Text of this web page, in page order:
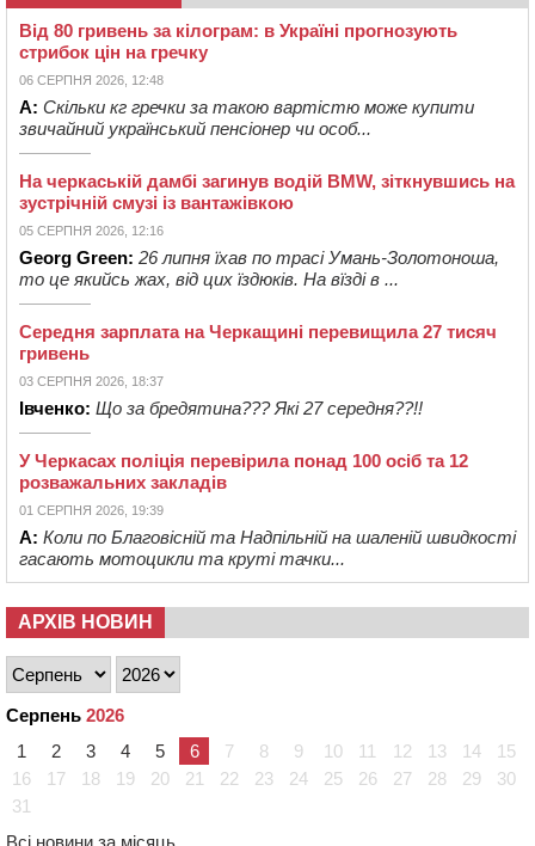
Від 80 гривень за кілограм: в Україні прогнозують
стрибок цін на гречку
06 СЕРПНЯ 2026, 12:48
А: Скільки кг гречки за такою вартістю може купити
звичайний український пенсіонер чи особ...
На черкаській дамбі загинув водій BMW, зіткнувшись на
зустрічній смузі із вантажівкою
05 СЕРПНЯ 2026, 12:16
Georg Green: 26 липня їхав по трасі Умань-Золотоноша,
то це якийсь жах, від цих їздюків. На вїзді в ...
Середня зарплата на Черкащині перевищила 27 тисяч
гривень
03 СЕРПНЯ 2026, 18:37
Івченко: Що за бредятина??? Які 27 середня??!!
У Черкасах поліція перевірила понад 100 осіб та 12
розважальних закладів
01 СЕРПНЯ 2026, 19:39
А: Коли по Благовісній та Надпільній на шаленій швидкості
гасають мотоцикли та круті тачки...
АРХІВ НОВИН
Серпень 2026
1
2 3 4 5 6 7 8 9 10 11 12 13 14
15
16
17 18 19 20 21 22 23 24 25 26 27 28 29
30
31
Всі новини за місяць